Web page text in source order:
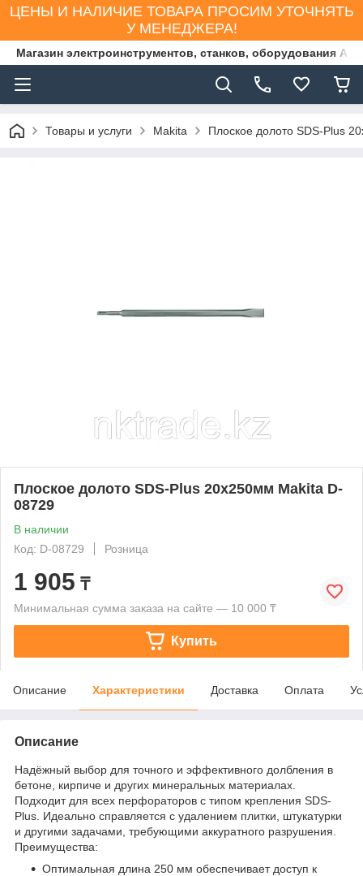
ЦЕНЫ И НАЛИЧИЕ ТОВАРА ПРОСИМ УТОЧНЯТЬ
У МЕНЕДЖЕРА!
Магазин электроинструментов, станков, оборудования
Товары и услуги Makita Плоское долото SDS-Plus
Плоское долото SDS-Plus 20x250мм Makita D-
08729
В наличии
Код: D-08729
Розница
1 905 ₸
Минимальная сумма заказа на сайте — 10 000 ₸
Купить
Описание Характеристики Доставка Оплата
Описание
Надёжный выбор для точного и эффективного долбления в
бетоне, кирпиче и других минеральных материалах.
Подходит для всех перфораторов с типом крепления SDS-
Plus. Идеально справляется с удалением плитки, штукатурки
и другими задачами, требующими аккуратного разрушения.
Преимущества:
Оптимальная длина 250 мм обеспечивает доступ к